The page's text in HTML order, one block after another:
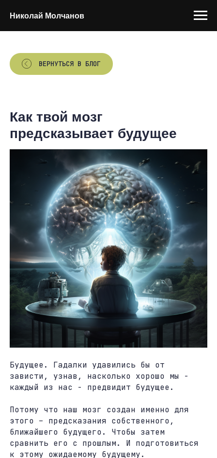
Николай Молчанов
ВЕРНУТЬСЯ В БЛОГ
Как твой мозг
предсказывает будущее
Будущее. Гадалки удавились бы от
зависти, узнав, насколько хорошо мы -
каждый из нас - предвидит будущее.
Потому что наш мозг создан именно для
этого – предсказания собственного,
ближайшего будущего. Чтобы затем
сравнить его с прошлым. И подготовиться
к этому ожидаемому будущему.